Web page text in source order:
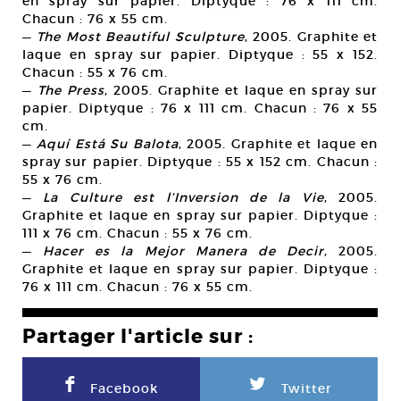
Chacun : 76 x 55 cm.
— The Most Beautiful Sculpture, 2005. Graphite et
laque en spray sur papier. Diptyque : 55 x 152.
Chacun : 55 x 76 cm.
— The Press, 2005. Graphite et laque en spray sur
papier. Diptyque : 76 x 111 cm. Chacun : 76 x 55
cm.
—Aquí Está Su Balota, 2005. Graphite et laque en
spray sur papier. Diptyque : 55 x 152 cm. Chacun :
55 x 76 cm.
— La Culture est l’Inversion de la Vie, 2005.
Graphite et laque en spray sur papier. Diptyque :
111 x 76 cm. Chacun : 55 x 76 cm.
— Hacer es la Mejor Manera de Decir, 2005.
Graphite et laque en spray sur papier. Diptyque :
76 x 111 cm. Chacun : 76 x 55 cm.
Partager l'article sur :
F Facebook L Twitter